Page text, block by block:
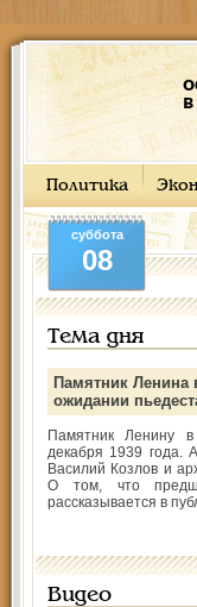
Политика
суббота
08
Тема дня
Памятник Ленина
ожидании
Памятник Ленину
декабря 1939 года.
Василий Козлов и
О том, что
рассказывается в
Видео